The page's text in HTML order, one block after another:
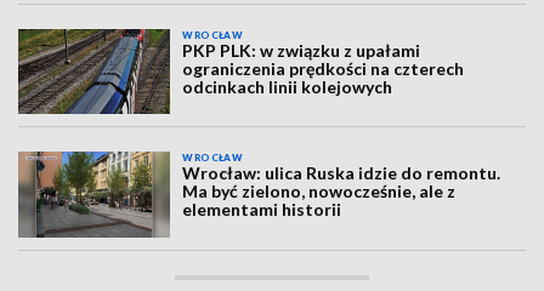
WROCŁAW
PKP PLK: w związku z upałami
ograniczenia prędkości na czterech
odcinkach linii kolejowych
WROCŁAW
Wrocław: ulica Ruska idzie do remontu.
Ma być zielono, nowocześnie, ale z
elementami historii